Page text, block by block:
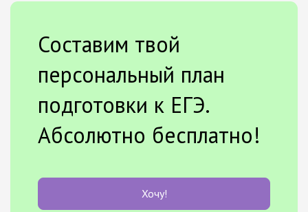
Составим твой
персональный план
подготовки к ЕГЭ.
Абсолютно бесплатно!
Хочу!